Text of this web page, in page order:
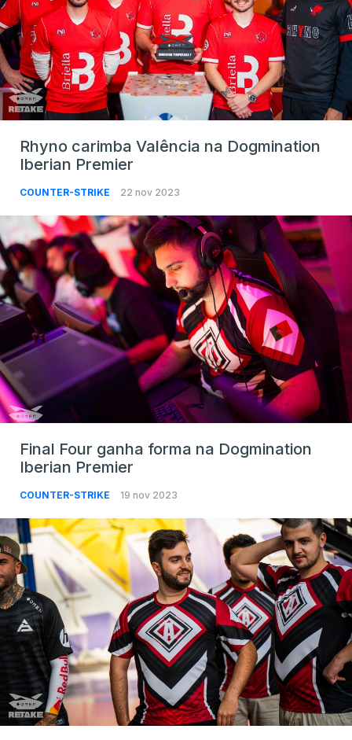
Rhyno carimba Valência na Dogmination
Iberian Premier
COUNTER-STRIKE 22 nov 2023
Final Four ganha forma na Dogmination
Iberian Premier
COUNTER-STRIKE 19 nov 2023